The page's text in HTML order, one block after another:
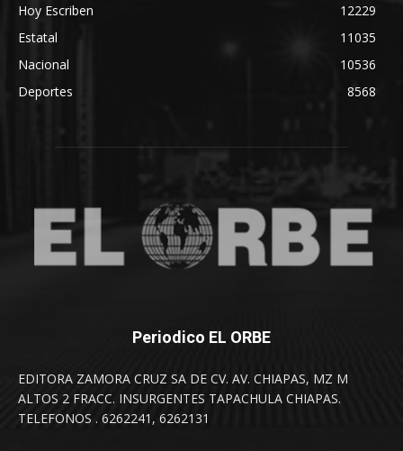
Hoy Escriben
12229
Estatal
11035
Nacional
10536
Deportes
8568
Periodico EL ORBE
EDITORA ZAMORA CRUZ SA DE CV. AV. CHIAPAS, MZ M
ALTOS 2 FRACC. INSURGENTES TAPACHULA CHIAPAS.
TELEFONOS . 6262241, 6262131